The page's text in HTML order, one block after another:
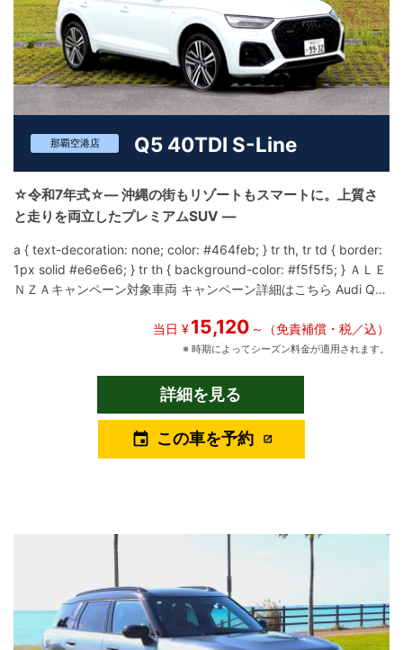
は、この希少な限定車を、記念日や旅行、撮影、ビジネスシーン
など、さまざまな用途でご利用いただけます。 “選ばれし7台”のう
ちの1台に乗るという、かけがえのない体験を、ぜひあなたの人生
に。
那覇空港店 Q5 40TDI S-Line
☆令和7年式☆― 沖縄の街もリゾートもスマートに。上質さ
と走りを両立したプレミアムSUV ―
a { text-decoration: none; color: #464feb; } tr th, tr td { border:
1px solid #e6e6e6; } tr th { background-color: #f5f5f5; } ＡＬＥ
ＮＺＡキャンペーン対象車両 キャンペーン詳細はこちら Audi Q5
感のある走行性能を高い次元で融合させたプレミアムSUVです。
沖縄での観光ドライブにおいても、「ちょうどいいサイズ感」と
らではのスポーティなエクステリアは、リゾート地の景色にも自
然に溶け込みつつ、程よい存在感を演出します。 カジュアルすぎ
ず、かといって堅くなりすぎないデザインは、大人の沖縄ドライ
適にドライブできます。 インテリアは、Audiらしいシンプルかつ
上質な空間。 操作は直感的で、初めてAudiに乗る方でも扱いやす
く、運転に集中しやすい設計です。 室内はゆとりがあり、観光や
ショッピング、荷物の多いシーンでも安心して利用できます。
Audi Q5 40TDI S lineは、 ・沖縄観光を快適かつスマートに楽し
みたい方 ・SUVの安心感と上質さを重視したい方 ・大人向けの落
当日 ¥15,120 ～（免責補償・税／込）
※ 時期によってシーズン料金が適用されます。
詳細を見る
event この車を予約